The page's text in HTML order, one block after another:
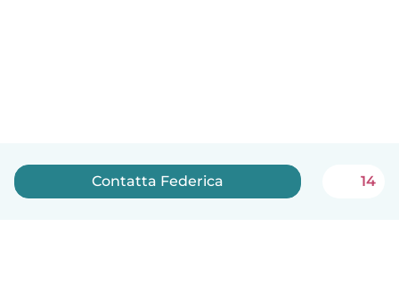
Contatta Federica 14